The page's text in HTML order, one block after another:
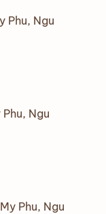
Phu, Ngu
Ngu
Phu, Ngu